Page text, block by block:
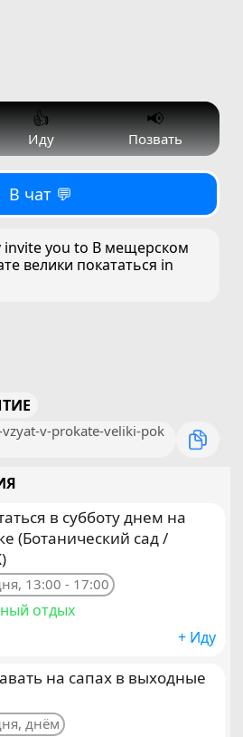
👍
Иду
📢
Позвать
В чат 💬
invite you to В мещерском
велики покататься in
v-prokate-veliki-pok
в субботу днем на
(Ботанический сад /
13:00 - 17:00
отдых
+ Иду
на сапах в выходные
днём